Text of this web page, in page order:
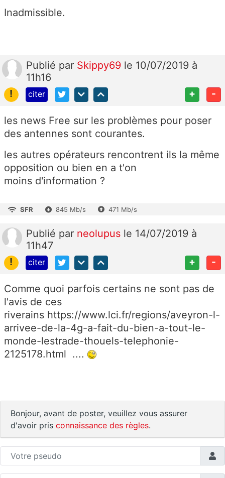
Inadmissible.
Publié par Skippy69 le 10/07/2019 à
11h16
!
citer + -
les news Free sur les problèmes pour poser
des antennes sont courantes.
les autres opérateurs rencontrent ils la même
opposition ou bien en a t'on
moins d'information ?
SFR 845 Mb/s 471 Mb/s
Publié par neolupus le 14/07/2019 à
11h47
!
citer + -
Comme quoi parfois certains ne sont pas de
l'avis de ces
riverains https://www.lci.fr/regions/aveyron-l-
arrivee-de-la-4g-a-fait-du-bien-a-tout-le-
monde-lestrade-thouels-telephonie-
2125178.html ....
Bonjour, avant de poster, veuillez vous assurer
d'avoir pris connaissance des règles.